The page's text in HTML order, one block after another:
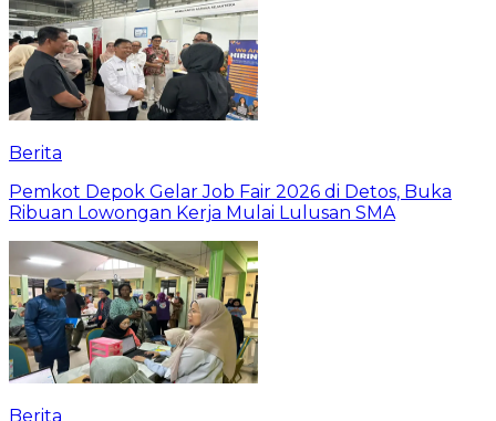
Berita
Pemkot Depok Gelar Job Fair 2026 di Detos, Buka
Ribuan Lowongan Kerja Mulai Lulusan SMA
Berita